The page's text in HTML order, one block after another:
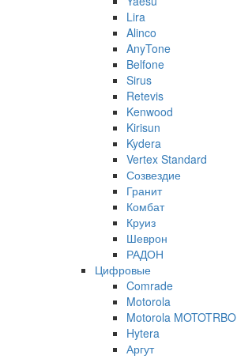
Lira
Alinco
AnyTone
Belfone
Sirus
Retevis
Kenwood
Kirisun
Kydera
Vertex Standard
Созвездие
Гранит
Комбат
Круиз
Шеврон
РАДОН
Цифровые
Comrade
Motorola
Motorola MOTOTRBO
Hytera
Аргут